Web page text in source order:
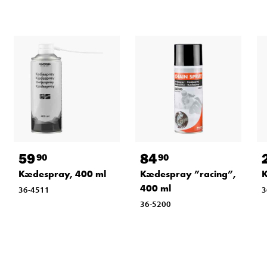
5990
Kædespray, 400 ml
36-4511
8490
Kædespray ”racing”,
400 ml
36-5200